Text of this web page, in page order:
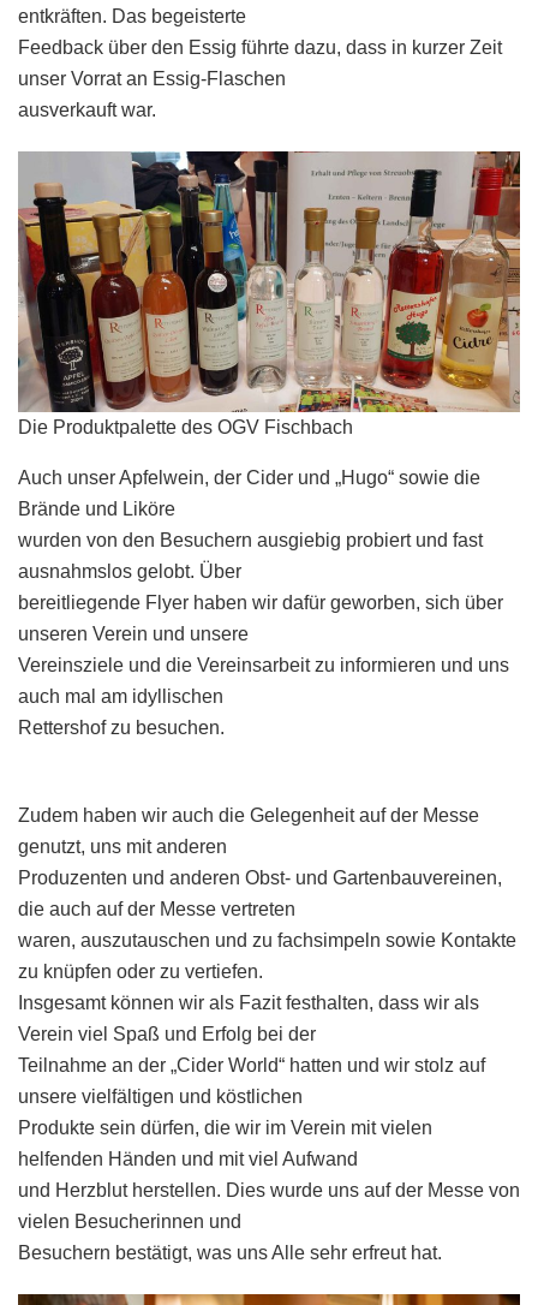
entkräften. Das begeisterte
Feedback über den Essig führte dazu, dass in kurzer Zeit
unser Vorrat an Essig-Flaschen
ausverkauft war.
Die Produktpalette des OGV Fischbach
Auch unser Apfelwein, der Cider und „Hugo“ sowie die
Brände und Liköre
wurden von den Besuchern ausgiebig probiert und fast
ausnahmslos gelobt. Über
bereitliegende Flyer haben wir dafür geworben, sich über
unseren Verein und unsere
Vereinsziele und die Vereinsarbeit zu informieren und uns
auch mal am idyllischen
Rettershof zu besuchen.
Zudem haben wir auch die Gelegenheit auf der Messe
genutzt, uns mit anderen
Produzenten und anderen Obst- und Gartenbauvereinen,
die auch auf der Messe vertreten
waren, auszutauschen und zu fachsimpeln sowie Kontakte
zu knüpfen oder zu vertiefen.
Insgesamt können wir als Fazit festhalten, dass wir als
Verein viel Spaß und Erfolg bei der
Teilnahme an der „Cider World“ hatten und wir stolz auf
unsere vielfältigen und köstlichen
Produkte sein dürfen, die wir im Verein mit vielen
helfenden Händen und mit viel Aufwand
und Herzblut herstellen. Dies wurde uns auf der Messe von
vielen Besucherinnen und
Besuchern bestätigt, was uns Alle sehr erfreut hat.